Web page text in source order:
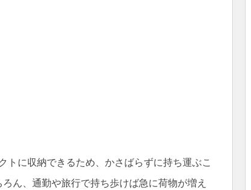
トに収納できるため、かさばらずに持ち運ぶこ
ん、通勤や旅行で持ち歩けば急に荷物が増え